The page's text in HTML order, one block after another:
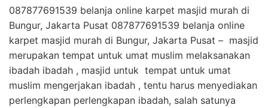
087877691539 belanja online karpet masjid murah di
Bungur, Jakarta Pusat 087877691539 belanja online
karpet masjid murah di Bungur, Jakarta Pusat – masjid
merupakan tempat untuk umat muslim melaksanakan
ibadah ibadah , masjid untuk tempat untuk umat
muslim mengerjakan ibadah , tentu harus menyediakan
perlengkapan perlengkapan ibadah, salah satunya